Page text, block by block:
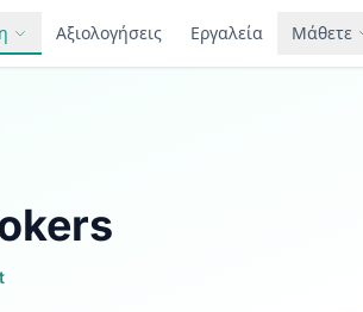
Αξιολογήσεις Εργαλεία Μάθετε